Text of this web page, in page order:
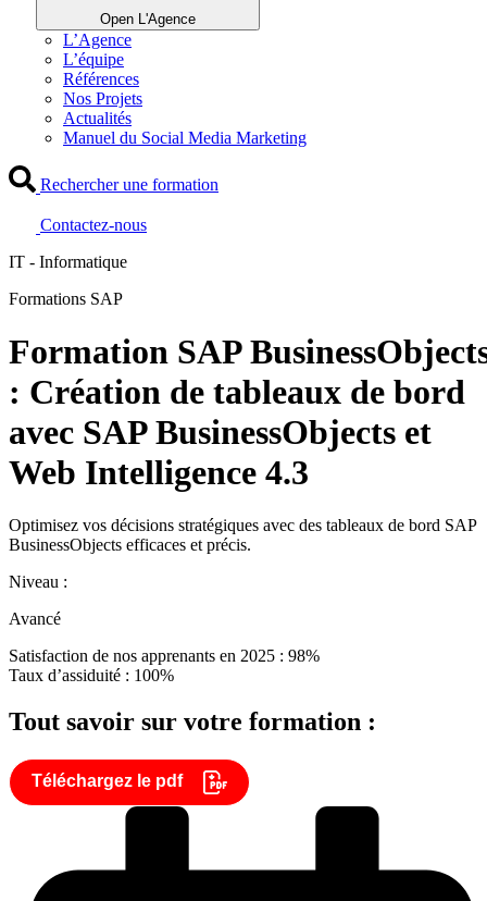
Open L'Agence
L’Agence
L’équipe
Références
Nos Projets
Actualités
Manuel du Social Media Marketing
Rechercher une formation
Contactez-nous
IT - Informatique
Formations SAP
Formation SAP
: Création de tableaux de bord
avec SAP BusinessObjects et
Web Intelligence 4.3
Optimisez vos décisions stratégiques avec des tableaux de bord SAP
BusinessObjects efficaces et précis.
Niveau :
Avancé
Satisfaction de nos apprenants en 2025 : 98%
Taux d’assiduité : 100%
Tout savoir sur votre formation :
Téléchargez le pdf